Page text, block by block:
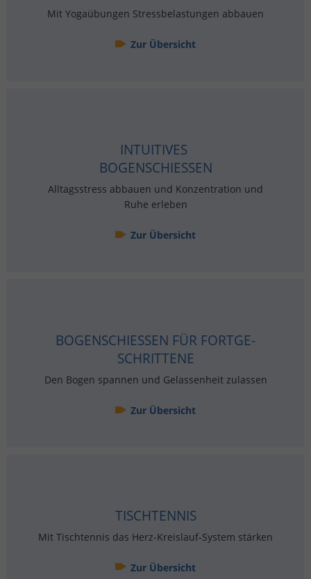
Mit Yo­ga­übun­gen Stress­be­las­tun­gen ab­bau­en
Zur Über­sicht
IN­TUI­TI­VES
BO­GEN­SCHIE­SSEN
All­tags­stress ab­bau­en und Kon­zen­tra­ti­on und
Ruhe er­le­ben
Zur Über­sicht
BO­GEN­SCHIE­SSEN FÜR FORT­GE­S
CHRIT­TE­NE
Den Bogen span­nen und Ge­las­sen­heit zu­las­sen
Zur Über­sicht
TISCH­TEN­NIS
Mit Tisch­ten­nis das Herz-Kreis­lauf-Sys­tem stär­ken
Zur Über­sicht